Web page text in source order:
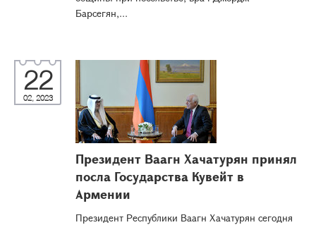
Барсегян,...
22
02, 2023
Президент Ваагн Хачатурян принял
посла Государства Кувейт в
Армении
Президент Республики Ваагн Хачатурян сегодня